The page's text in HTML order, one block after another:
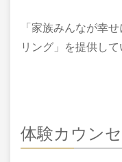
「家族みんなが幸
リング」を提供して
体験カウン